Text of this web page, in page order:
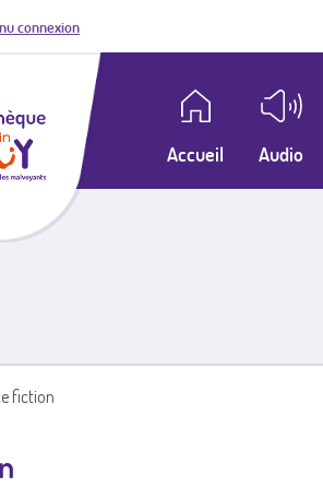
connexion
Accueil Audio
fiction